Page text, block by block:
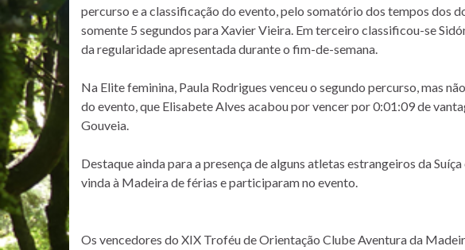
percurso e a classificação do evento, pelo somatório dos tempos dos
somente 5 segundos para Xavier Vieira. Em terceiro classificou-se
da regularidade apresentada durante o fim-de-semana.
Na Elite feminina, Paula Rodrigues venceu o segundo percurso, mas
do evento, que Elisabete Alves acabou por vencer por 0:01:09 de
Gouveia.
Destaque ainda para a presença de alguns atletas estrangeiros da
vinda à Madeira de férias e participaram no evento.
Os vencedores do XIX Troféu de Orientação Clube Aventura da